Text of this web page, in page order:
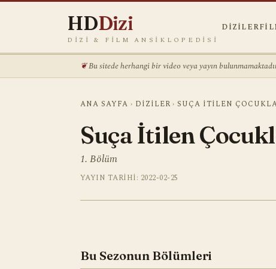
HDDizi
DIZI & FILM ANSIKLOPEDISI
DIZILER
Bu sitede herhangi bir video veya yayın
ANA SAYFA › DIZILER › SUÇA İTILEN
Suça İtilen
1. Bölüm
YAYIN TARIHI: 2022-02-25
Bu Sezonun Bölümleri